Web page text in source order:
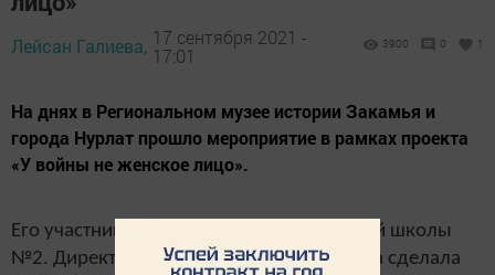
Лейсан Галиева, 17 сентября 2021 -
17:01
3900 0 1
На днях в Региональном музее истории Закамья и
города Нурлат прошло мероприятие в рамках проекта
«У войны не женское лицо».
Его участниками стали ученики городской школы
№2. Директор музея Флюра Мурзаханова сделала